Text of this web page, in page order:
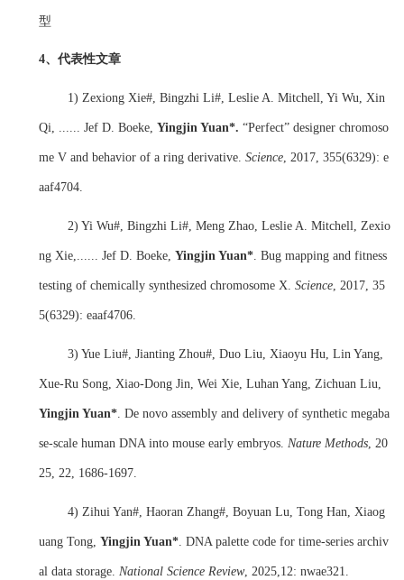
型
4、 代表性文章
1) Zexiong Xie#, Bingzhi Li#, Leslie A. Mitchell, Yi Wu, Xin
Qi, Jef D. Boeke, Yingjin Yuan*. “Perfect” designer chromoso
me V and behavior of a ring derivative. Science , 2017 355(6329): e
aaf4704.
2) Yi Wu#, Bingzhi Li#, Meng Zhao, Leslie A. Mitchell, Zexio
ng Xie, Jef D. Boeke, Yingjin Yuan* . Bug mapping and fitness
testing of chemically synthesized chromosome X. Science , 2017 35
5(6329): eaaf4706.
3) Yue Liu#, Jianting Zhou#, Duo Liu, Xiaoyu Hu, Lin Yang,
Xue-Ru Song, Xiao-Dong Jin, Wei Xie, Luhan Yang, Zichuan Liu
Yingjin Yuan* De novo assembly and delivery of synthetic megaba
se-scale human DNA into mouse early embryos. Nature Methods 20
25 22, 1686-1697.
4) Zihui Yan#, Haoran Zhang#, Boyuan Lu, Tong Han, Xiaog
uang Tong, Yingjin Yuan* . DNA palette code for time-series archiv
al data storage. National Science Review, 2025,12: nwae321.